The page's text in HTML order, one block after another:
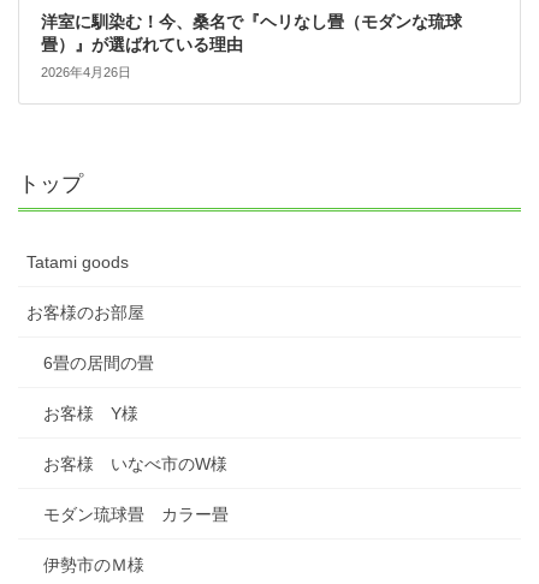
洋室に馴染む！今、桑名で『ヘリなし畳（モダンな琉球
畳）』が選ばれている理由
2026年4月26日
トップ
Tatami goods
お客様のお部屋
6畳の居間の畳
お客様 Y様
お客様 いなべ市のW様
モダン琉球畳 カラー畳
伊勢市のＭ様